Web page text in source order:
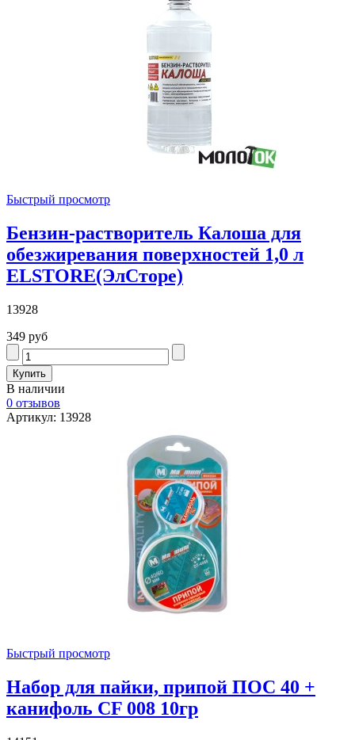
Быстрый просмотр
Бензин-растворитель Калоша для
обезжиревания поверхностей 1,0 л
ELSTORE(ЭлСторе)
13928
349 руб
В наличии
0 отзывов
Артикул: 13928
Быстрый просмотр
Набор для пайки, припой ПОС 40 +
канифоль CF 008 10гр